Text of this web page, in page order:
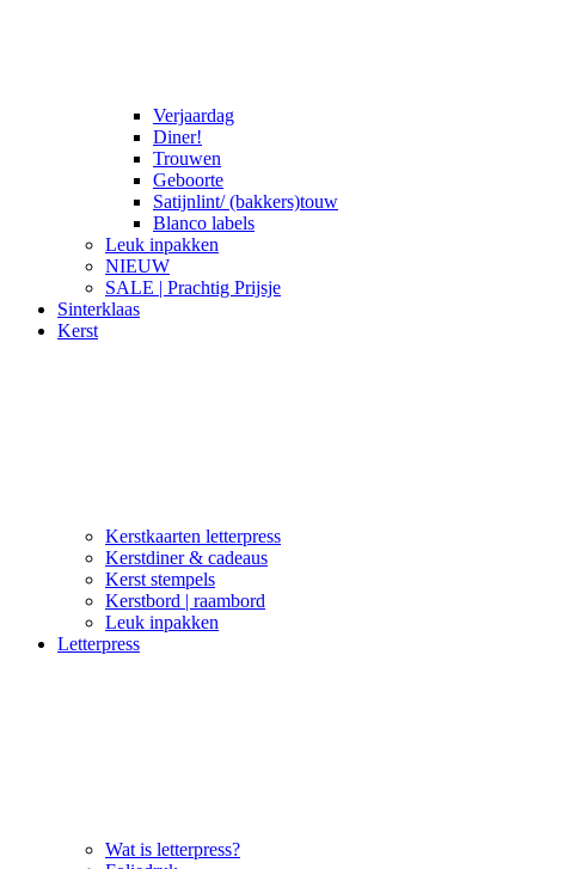
Verjaardag
Diner!
Trouwen
Geboorte
Satijnlint/ (bakkers)touw
Blanco labels
Leuk inpakken
NIEUW
SALE | Prachtig Prijsje
Sinterklaas
Kerst
Kerstkaarten letterpress
Kerstdiner & cadeaus
Kerst stempels
Kerstbord | raambord
Leuk inpakken
Letterpress
Wat is letterpress?